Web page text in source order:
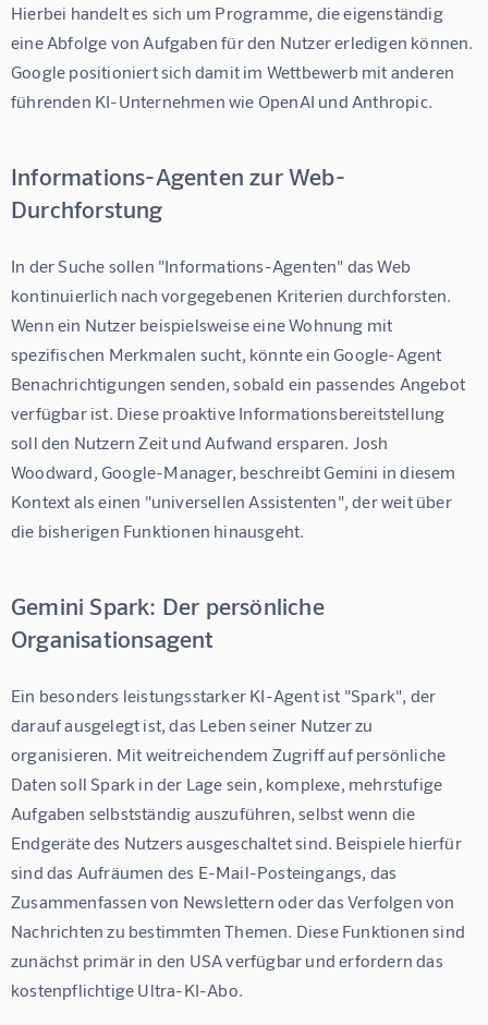
Hierbei handelt es sich um Programme, die eigenständig
eine Abfolge von Aufgaben für den Nutzer erledigen können.
Google positioniert sich damit im Wettbewerb mit anderen
führenden KI-Unternehmen wie OpenAI und Anthropic.
Informations-Agenten zur Web-
Durchforstung
In der Suche sollen "Informations-Agenten" das Web
kontinuierlich nach vorgegebenen Kriterien durchforsten.
Wenn ein Nutzer beispielsweise eine Wohnung mit
spezifischen Merkmalen sucht, könnte ein Google-Agent
Benachrichtigungen senden, sobald ein passendes Angebot
verfügbar ist. Diese proaktive Informationsbereitstellung
soll den Nutzern Zeit und Aufwand ersparen. Josh
Woodward, Google-Manager, beschreibt Gemini in diesem
Kontext als einen "universellen Assistenten", der weit über
die bisherigen Funktionen hinausgeht.
Gemini Spark: Der persönliche
Organisationsagent
Ein besonders leistungsstarker KI-Agent ist "Spark", der
darauf ausgelegt ist, das Leben seiner Nutzer zu
organisieren. Mit weitreichendem Zugriff auf persönliche
Daten soll Spark in der Lage sein, komplexe, mehrstufige
Aufgaben selbstständig auszuführen, selbst wenn die
Endgeräte des Nutzers ausgeschaltet sind. Beispiele hierfür
sind das Aufräumen des E-Mail-Posteingangs, das
Zusammenfassen von Newslettern oder das Verfolgen von
Nachrichten zu bestimmten Themen. Diese Funktionen sind
zunächst primär in den USA verfügbar und erfordern das
kostenpflichtige Ultra-KI-Abo.